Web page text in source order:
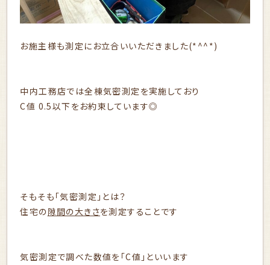
お施主様も測定にお立合いいただきました(*^^*)
中内工務店では全棟気密測定を実施しており
C値 0.5以下をお約束しています◎
そもそも「気密測定」とは？
住宅の隙間の大きさを測定することです
気密測定で調べた数値を「C値」といいます